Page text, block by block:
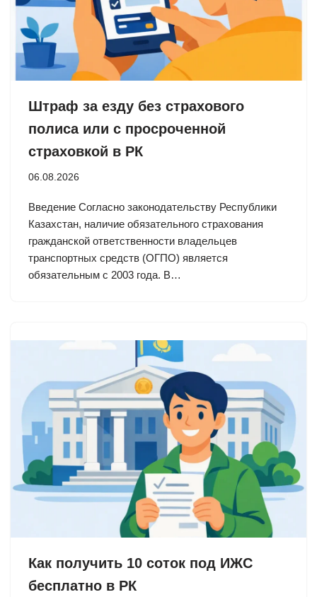
Штраф за езду без страхового
полиса или с просроченной
страховкой в РК
06.08.2026
Введение Согласно законодательству Республики
Казахстан, наличие обязательного страхования
гражданской ответственности владельцев
транспортных средств (ОГПО) является
обязательным с 2003 года. В…
Как получить 10 соток под ИЖС
бесплатно в РК